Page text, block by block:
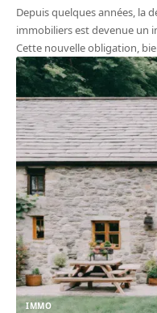
Depuis quelques années, la
immobiliers est devenue un
Cette nouvelle obligation,
IMMO